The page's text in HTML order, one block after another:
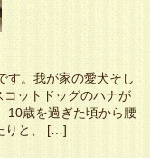
す。我が家の愛犬そし
ットドッグのハナが
10歳を過ぎた頃から腰
りと、 […]